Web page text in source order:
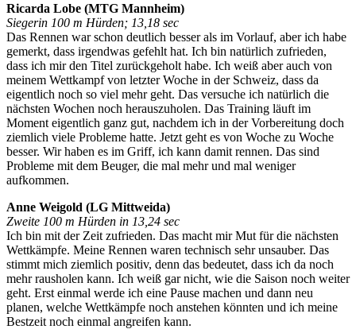
Ricarda Lobe (MTG Mannheim)
Siegerin 100 m Hürden; 13,18 sec
Das Rennen war schon deutlich besser als im Vorlauf, aber ich habe
gemerkt, dass irgendwas gefehlt hat. Ich bin natürlich zufrieden,
dass ich mir den Titel zurückgeholt habe. Ich weiß aber auch von
meinem Wettkampf von letzter Woche in der Schweiz, dass da
eigentlich noch so viel mehr geht. Das versuche ich natürlich die
nächsten Wochen noch herauszuholen. Das Training läuft im
Moment eigentlich ganz gut, nachdem ich in der Vorbereitung doch
ziemlich viele Probleme hatte. Jetzt geht es von Woche zu Woche
besser. Wir haben es im Griff, ich kann damit rennen. Das sind
Probleme mit dem Beuger, die mal mehr und mal weniger
aufkommen.
Anne Weigold (LG Mittweida)
Zweite 100 m Hürden in 13,24 sec
Ich bin mit der Zeit zufrieden. Das macht mir Mut für die nächsten
Wettkämpfe. Meine Rennen waren technisch sehr unsauber. Das
stimmt mich ziemlich positiv, denn das bedeutet, dass ich da noch
mehr rausholen kann. Ich weiß gar nicht, wie die Saison noch weiter
geht. Erst einmal werde ich eine Pause machen und dann neu
planen, welche Wettkämpfe noch anstehen könnten und ich meine
Bestzeit noch einmal angreifen kann.